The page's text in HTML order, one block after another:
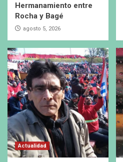
Hermanamiento entre
Rocha y Bagé
agosto 5, 2026
Actualidad